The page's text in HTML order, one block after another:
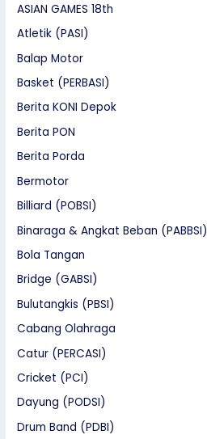
ASIAN GAMES 18th
Atletik (PASI)
Balap Motor
Basket (PERBASI)
Berita KONI Depok
Berita PON
Berita Porda
Bermotor
Billiard (POBSI)
Binaraga & Angkat Beban (PABBSI)
Bola Tangan
Bridge (GABSI)
Bulutangkis (PBSI)
Cabang Olahraga
Catur (PERCASI)
Cricket (PCI)
Dayung (PODSI)
Drum Band (PDBI)